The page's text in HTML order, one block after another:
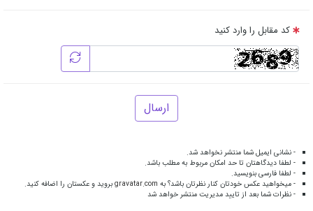
کد مقابل را وارد کنید
ارسال
- نشانی ایمیل شما منتشر نخواهد شد.
- لطفا دیدگاهتان تا حد امکان مربوط به مطلب باشد.
- لطفا فارسی بنویسید.
- میخواهید عکس خودتان کنار نظرتان باشد؟ به gravatar.com بروید و عکستان را اضافه کنید.
- نظرات شما بعد از تایید مدیریت منتشر خواهد شد